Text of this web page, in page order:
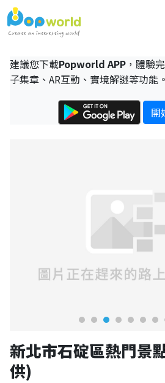
建議您下載Popworld APP ，體驗
子集章、AR互動、實境解謎等功能。
開
新北市石碇區熱門景
供)